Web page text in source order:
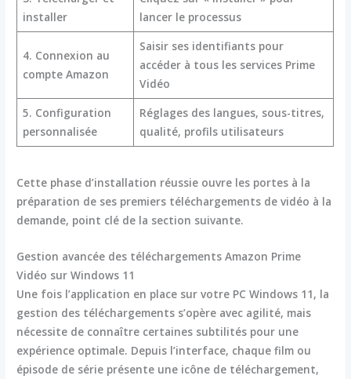
installer
lancer le processus
4. Connexion au
compte Amazon
Saisir ses identifiants pour
accéder à tous les services Prime
Vidéo
5. Configuration
personnalisée
Réglages des langues, sous-titres,
qualité, profils utilisateurs
Cette phase d’installation réussie ouvre les portes à la
préparation de ses premiers téléchargements de vidéo à la
demande, point clé de la section suivante.
Gestion avancée des téléchargements Amazon Prime
Vidéo sur Windows 11
Une fois l’application en place sur votre PC Windows 11, la
gestion des téléchargements s’opère avec agilité, mais
nécessite de connaître certaines subtilités pour une
expérience optimale. Depuis l’interface, chaque film ou
épisode de série présente une icône de téléchargement,